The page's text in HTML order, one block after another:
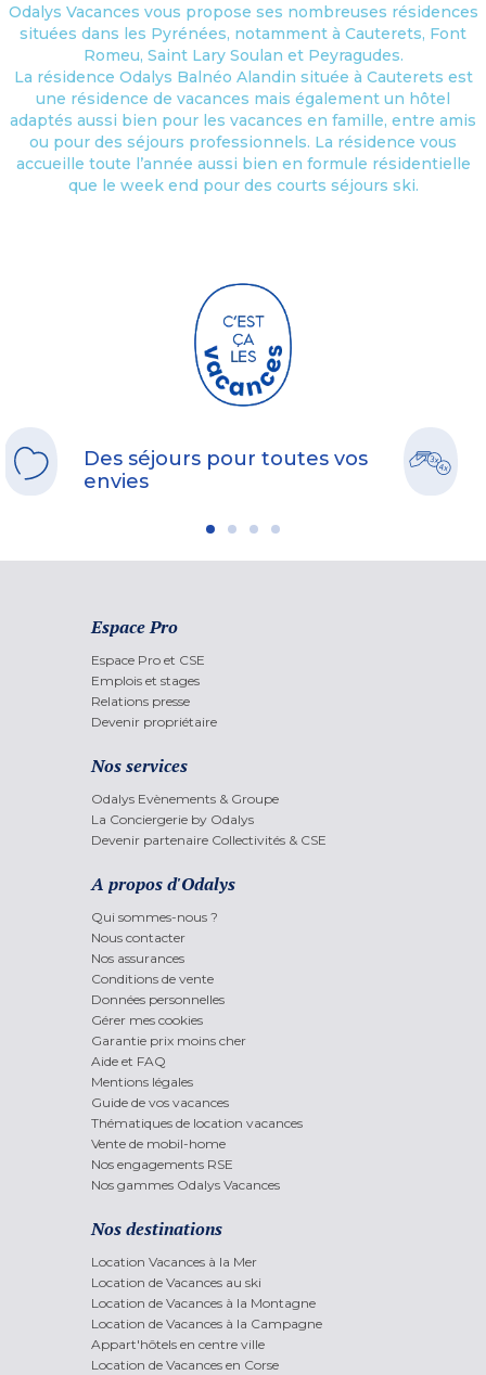
Odalys Vacances vous propose ses nombreuses résidences
situées dans les Pyrénées, notamment à Cauterets, Font
Romeu, Saint Lary Soulan et Peyragudes.
La résidence Odalys Balnéo Alandin située à Cauterets est
une résidence de vacances mais également un hôtel
adaptés aussi bien pour les vacances en famille, entre amis
ou pour des séjours professionnels. La résidence vous
accueille toute l’année aussi bien en formule résidentielle
que le week end pour des courts séjours ski.
Des séjours pour toutes vos
envies
Espace Pro
Espace Pro et CSE
Emplois et stages
Relations presse
Devenir propriétaire
Nos services
Odalys Evènements & Groupe
La Conciergerie by Odalys
Devenir partenaire Collectivités & CSE
A propos d'Odalys
Qui sommes-nous ?
Nous contacter
Nos assurances
Conditions de vente
Données personnelles
Gérer mes cookies
Garantie prix moins cher
Aide et FAQ
Mentions légales
Guide de vos vacances
Thématiques de location vacances
Vente de mobil-home
Nos engagements RSE
Nos gammes Odalys Vacances
Nos destinations
Location Vacances à la Mer
Location de Vacances au ski
Location de Vacances à la Montagne
Location de Vacances à la Campagne
Appart'hôtels en centre ville
Location de Vacances en Corse